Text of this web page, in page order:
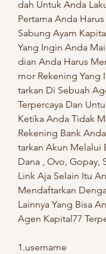
dah Un­tuk Anda
Per­ta­ma Anda
Sa­bung Ayam
Yang In­gin Anda
dian Anda Ha­rus
mor Re­ke­ning
tar­kan Di Se­buah
Ter­per­ca­ya Dan
Ke­ti­ka Anda Ti­dak
Re­ke­ning Bank
tar­kan Akun Me­la­lui
Dana , Ovo, Go­pay,
Link Aja Se­lain Itu
Men­daf­tar­kan
Lain­nya Yang Bisa
Agen Ka­pi­ta­l77
1.user­na­me